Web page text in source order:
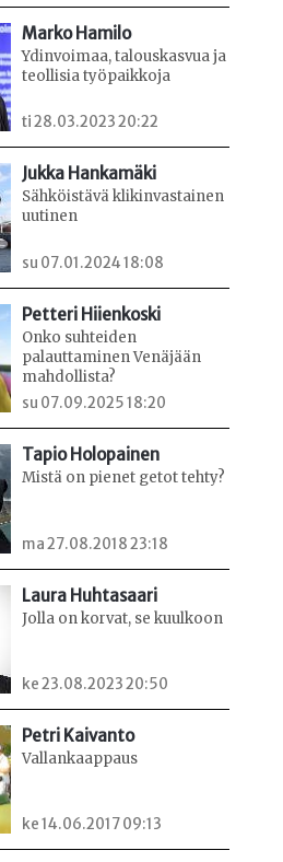
Marko Hamilo
Ydinvoimaa, talouskasvua ja
teollisia työpaikkoja
ti 28.03.2023 20:22
Jukka Hankamäki
Sähköistävä klikinvastainen
uutinen
su 07.01.2024 18:08
Petteri Hiienkoski
Onko suhteiden
palauttaminen Venäjään
mahdollista?
su 07.09.2025 18:20
Tapio Holopainen
Mistä on pienet getot tehty?
ma 27.08.2018 23:18
Laura Huhtasaari
Jolla on korvat, se kuulkoon
ke 23.08.2023 20:50
Petri Kaivanto
Vallankaappaus
ke 14.06.2017 09:13